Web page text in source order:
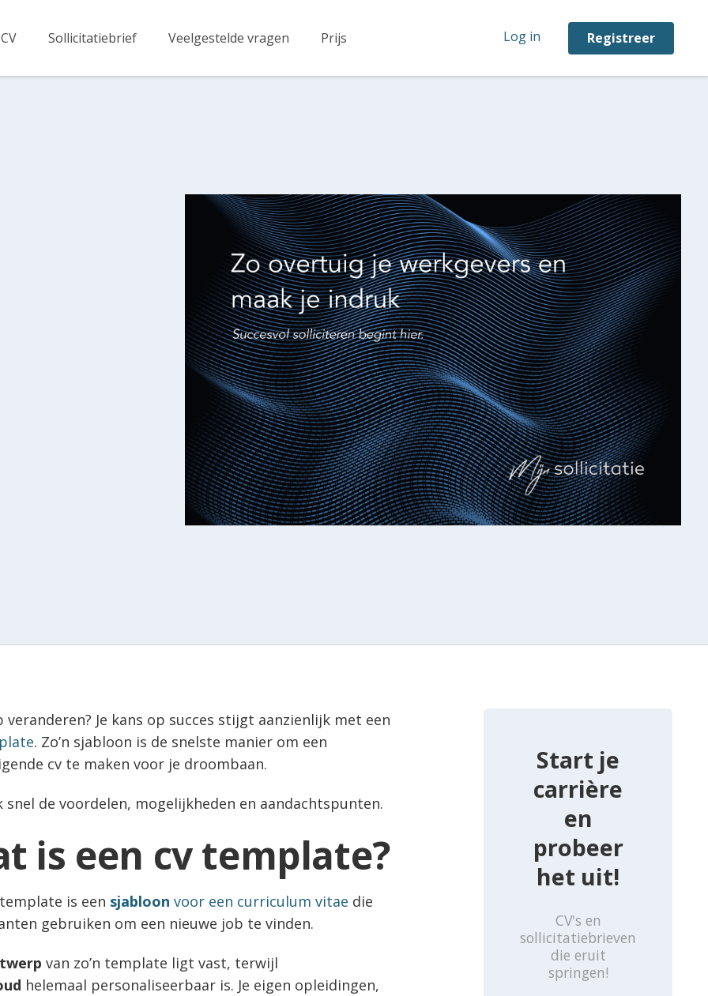
CV Sollicitatiebrief Veelgestelde vragen Prijs Log in Registreer
veranderen? Je kans op succes stijgt aanzienlijk met een
. Zo’n sjabloon is de snelste manier om een
cv te maken voor je droombaan.
snel de voordelen, mogelijkheden en aandachtspunten.
is een cv template?
is een sjabloon voor een curriculum vitae die
gebruiken om een nieuwe job te vinden.
van zo’n template ligt vast, terwijl
helemaal personaliseerbaar is. Je eigen opleidingen,
Start je
carrière
en
probeer
het uit!
CV's en
sollicitatiebrieven
die eruit
springen!